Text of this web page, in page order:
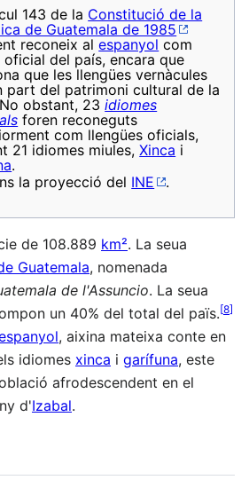
143 de la Constitució de la
de Guatemala de 1985
reconeix alespanyol com
oficial del país, encara que
que les llengües vernàcules
part del patrimoni cultural de la
obstant, 23idiomes
foren reconeguts
com llengües oficials,
21 idiomes miules,Xinca i
.
la proyecció del INE .
de 108.889 km². La seua
Guatemala, nomenada
de l'Assuncio. La seua
un 40% del total del païs.[8]
, aixina mateixa conte en
idiomes xinca i garífuna, este
afrodescendent en el
d'Izabal.